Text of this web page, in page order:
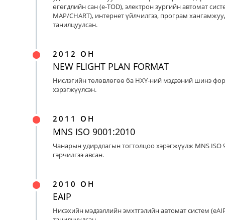
өгөгдлийн сан (e-TOD), электрон зургийн автомат
MAP/CHART), интернет үйлчилгээ, програм
танилцуулсан.
2012 ОН
NEW FLIGHT PLAN FORMAT
Нислэгийн төлөвлөгөө ба НХҮ-ний мэдээний шинэ
хэрэгжүүлсэн.
2011 ОН
MNS ISO 9001:2010
Чанарын удирдлагын тогтолцоо хэрэгжүүлж MNS ISO
гэрчилгээ авсан.
2010 ОН
EAIP
Нисэхийн мэдээллийн эмхтгэлийн автомат систем